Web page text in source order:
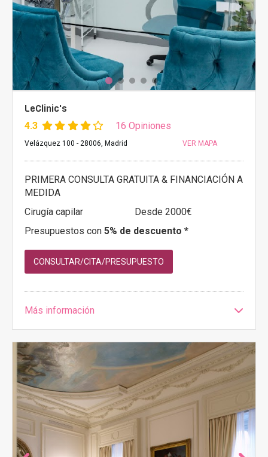
LeClinic's
4.3 16 Opiniones
Velázquez 100 - 28006, Madrid VER MAPA
PRIMERA CONSULTA GRATUITA & FINANCIACIÓN A
MEDIDA
Cirugía capilar
Desde 2000€
Presupuestos con 5% de descuento *
CONSULTAR/CITA/PRESUPUESTO
Más información